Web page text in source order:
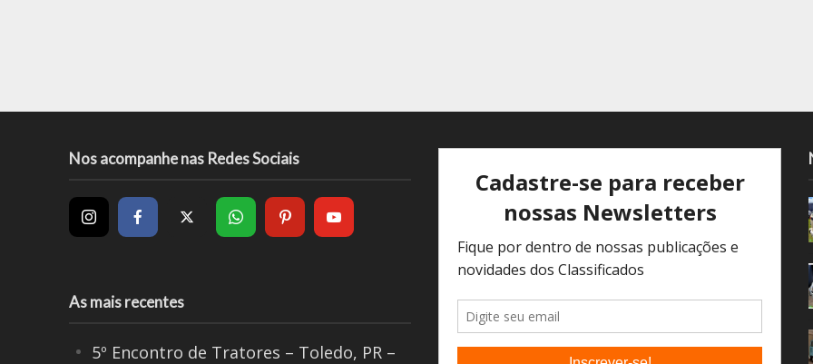
Nos acompanhe nas Redes Sociais
As mais recentes
5º Encontro de Tratores – Toledo, PR –